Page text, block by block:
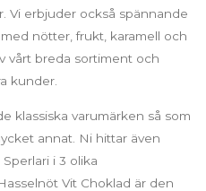
Vi erbjuder också spännande
nötter, frukt, karamell och
vårt breda sortiment och
beställ de som ni vill erbjuda era kunder.
klassiska varumärken så som
annat. Ni hittar även
i 3 olika
Vit Choklad är den